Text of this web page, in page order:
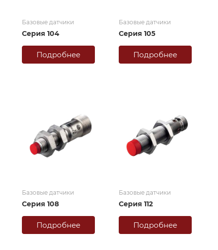
Базовые датчики
Серия 104
Подробнее
Базовые датчики
Серия 105
Подробнее
Базовые датчики
Серия 108
Подробнее
Базовые датчики
Серия 112
Подробнее